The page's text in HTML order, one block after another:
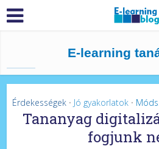
E-learning
Érdekességek • Jó gyakorlatok •
Tananyag
fogjunk